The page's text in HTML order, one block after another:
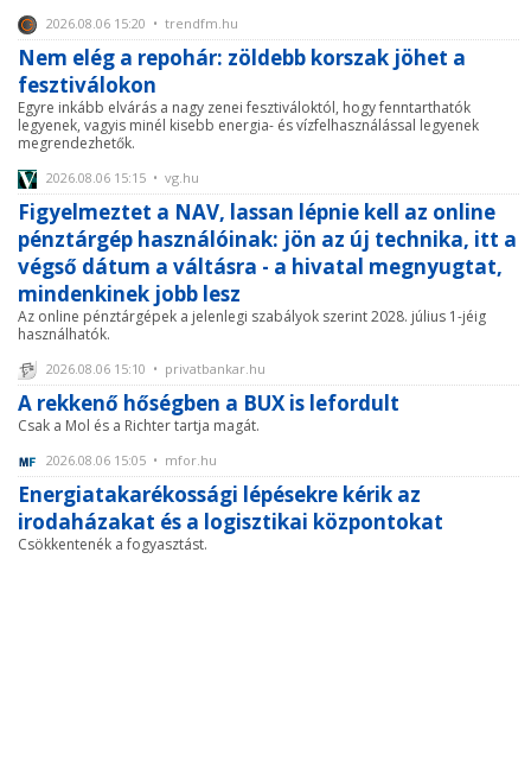
2026.08.06 15:20 • trendfm.hu
Nem elég a repohár: zöldebb korszak jöhet a
fesztiválokon
Egyre inkább elvárás a nagy zenei fesztiváloktól, hogy fenntarthatók
legyenek, vagyis minél kisebb energia- és vízfelhasználással legyenek
megrendezhetők.
2026.08.06 15:15 • vg.hu
Figyelmeztet a NAV, lassan lépnie kell az online
pénztárgép használóinak: jön az új technika, itt a
végső dátum a váltásra - a hivatal megnyugtat,
mindenkinek jobb lesz
Az online pénztárgépek a jelenlegi szabályok szerint 2028. július 1-jéig
használhatók.
2026.08.06 15:10 • privatbankar.hu
A rekkenő hőségben a BUX is lefordult
Csak a Mol és a Richter tartja magát.
2026.08.06 15:05 • mfor.hu
Energiatakarékossági lépésekre kérik az
irodaházakat és a logisztikai központokat
Csökkentenék a fogyasztást.